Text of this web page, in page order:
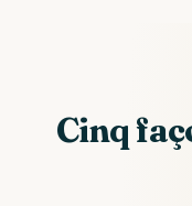
Cinq